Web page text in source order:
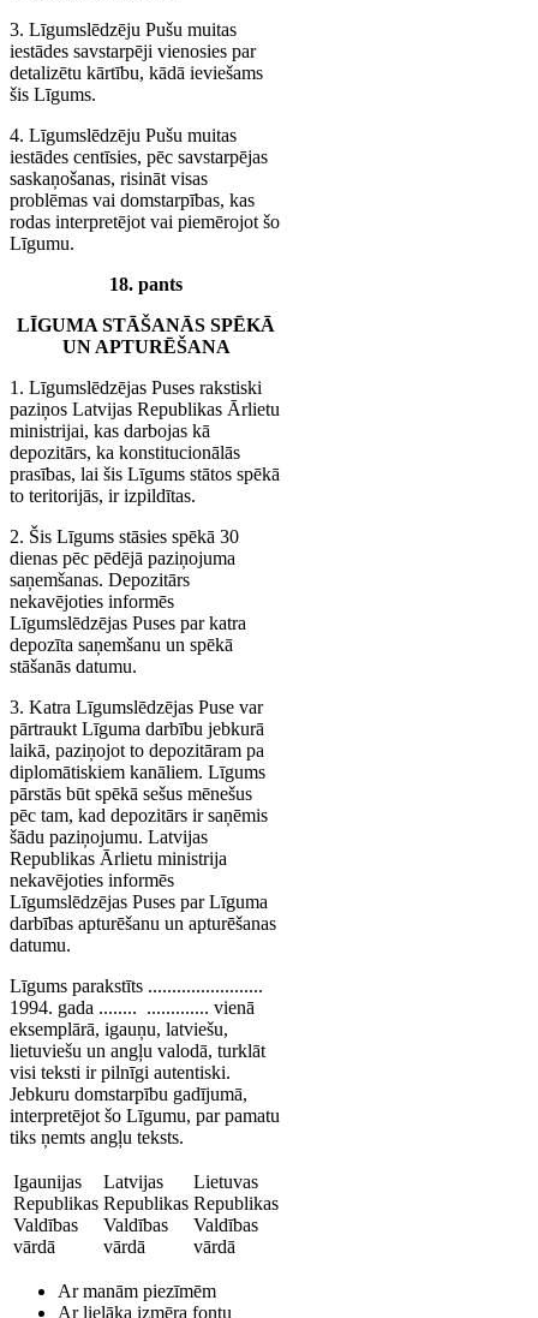
3. Līgumslēdzēju Pušu muitas
iestādes savstarpēji vienosies par
detalizētu kārtību, kādā ieviešams
šis Līgums.
4. Līgumslēdzēju Pušu muitas
iestādes centīsies, pēc savstarpējas
saskaņošanas, risināt visas
problēmas vai domstarpības, kas
rodas interpretējot vai piemērojot šo
Līgumu.
18. pants
LĪGUMA STĀŠANĀS SPĒKĀ
UN APTURĒŠANA
1. Līgumslēdzējas Puses rakstiski
paziņos Latvijas Republikas Ārlietu
ministrijai, kas darbojas kā
depozitārs, ka konstitucionālās
prasības, lai šis Līgums stātos spēkā
to teritorijās, ir izpildītas.
2. Šis Līgums stāsies spēkā 30
dienas pēc pēdējā paziņojuma
saņemšanas. Depozitārs
nekavējoties informēs
Līgumslēdzējas Puses par katra
depozīta saņemšanu un spēkā
stāšanās datumu.
3. Katra Līgumslēdzējas Puse var
pārtraukt Līguma darbību jebkurā
laikā, paziņojot to depozitāram pa
diplomātiskiem kanāliem. Līgums
pārstās būt spēkā sešus mēnešus
pēc tam, kad depozitārs ir saņēmis
šādu paziņojumu. Latvijas
Republikas Ārlietu ministrija
nekavējoties informēs
Līgumslēdzējas Puses par Līguma
darbības apturēšanu un apturēšanas
datumu.
Līgums parakstīts ........................
1994. gada ........ ............. vienā
eksemplārā, igauņu, latviešu,
lietuviešu un angļu valodā, turklāt
visi teksti ir pilnīgi autentiski.
Jebkuru domstarpību gadījumā,
interpretējot šo Līgumu, par pamatu
tiks ņemts angļu teksts.
Igaunijas
Republikas
Valdības
vārdā
Latvijas
Republikas
Valdības
vārdā
Lietuvas
Republikas
Valdības
vārdā
Ar manām piezīmēm
Ar lielāka izmēra fontu